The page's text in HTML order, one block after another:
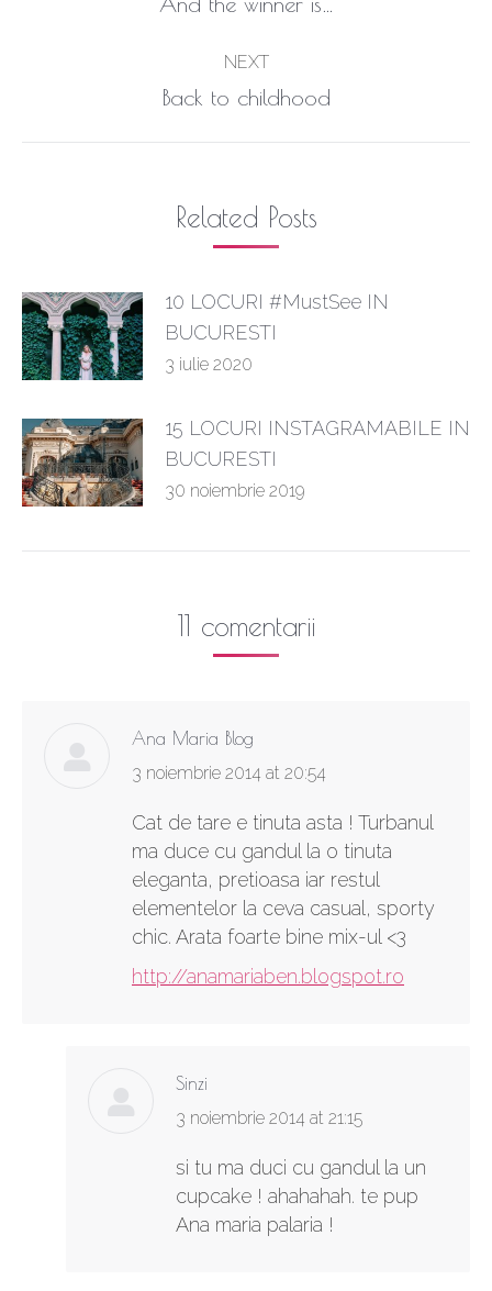
NEXT
Next
Back to childhood
Related Posts
10 LOCURI #MustSee IN
BUCURESTI
3 iulie 2020
15 LOCURI INSTAGRAMABILE IN
BUCURESTI
30 noiembrie 2019
11 comentarii
Ana Maria Blog
says:
3 noiembrie 2014 at 20:54
Cat de tare e tinuta asta ! Turbanul
ma duce cu gandul la o tinuta
eleganta, pretioasa iar restul
elementelor la ceva casual, sporty
chic. Arata foarte bine mix-ul <3
http://anamariaben.blogspot.ro
Sinzi
says:
3 noiembrie 2014 at 21:15
si tu ma duci cu gandul la un
cupcake ! ahahahah. te pup
Ana maria palaria !